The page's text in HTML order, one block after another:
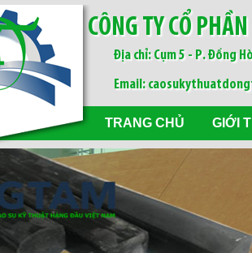
CÔNG TY CỔ
Địa chỉ: Cụm 5 - P. Đồng
Email:
TRANG CHỦ GIỚI